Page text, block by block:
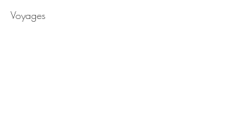
Voyages